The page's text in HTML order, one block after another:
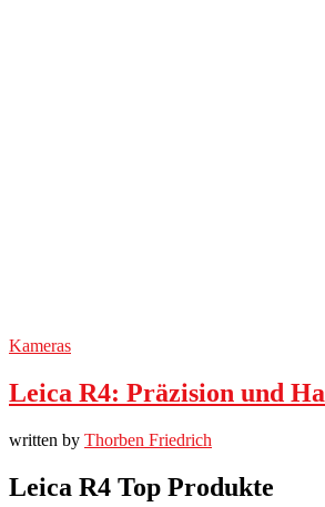
Kameras
Leica R4: Präzision und
written by Thorben Friedrich
Leica R4 Top Produkte